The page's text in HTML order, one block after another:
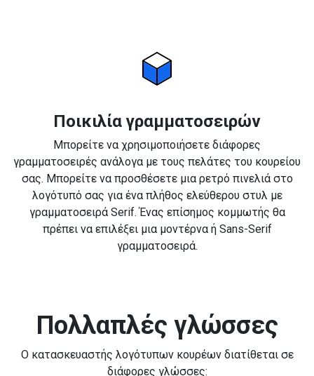
Ποικιλία γραμματοσειρών
Μπορείτε να χρησιμοποιήσετε διάφορες
γραμματοσειρές ανάλογα με τους πελάτες του κουρείου
σας. Μπορείτε να προσθέσετε μια ρετρό πινελιά στο
λογότυπό σας για ένα πλήθος ελεύθερου στυλ με
γραμματοσειρά Serif. Ένας επίσημος κομμωτής θα
πρέπει να επιλέξει μια μοντέρνα ή Sans-Serif
γραμματοσειρά.
Πολλαπλές γλώσσες
Ο κατασκευαστής λογότυπων κουρέων διατίθεται σε
διάφορες γλώσσες: